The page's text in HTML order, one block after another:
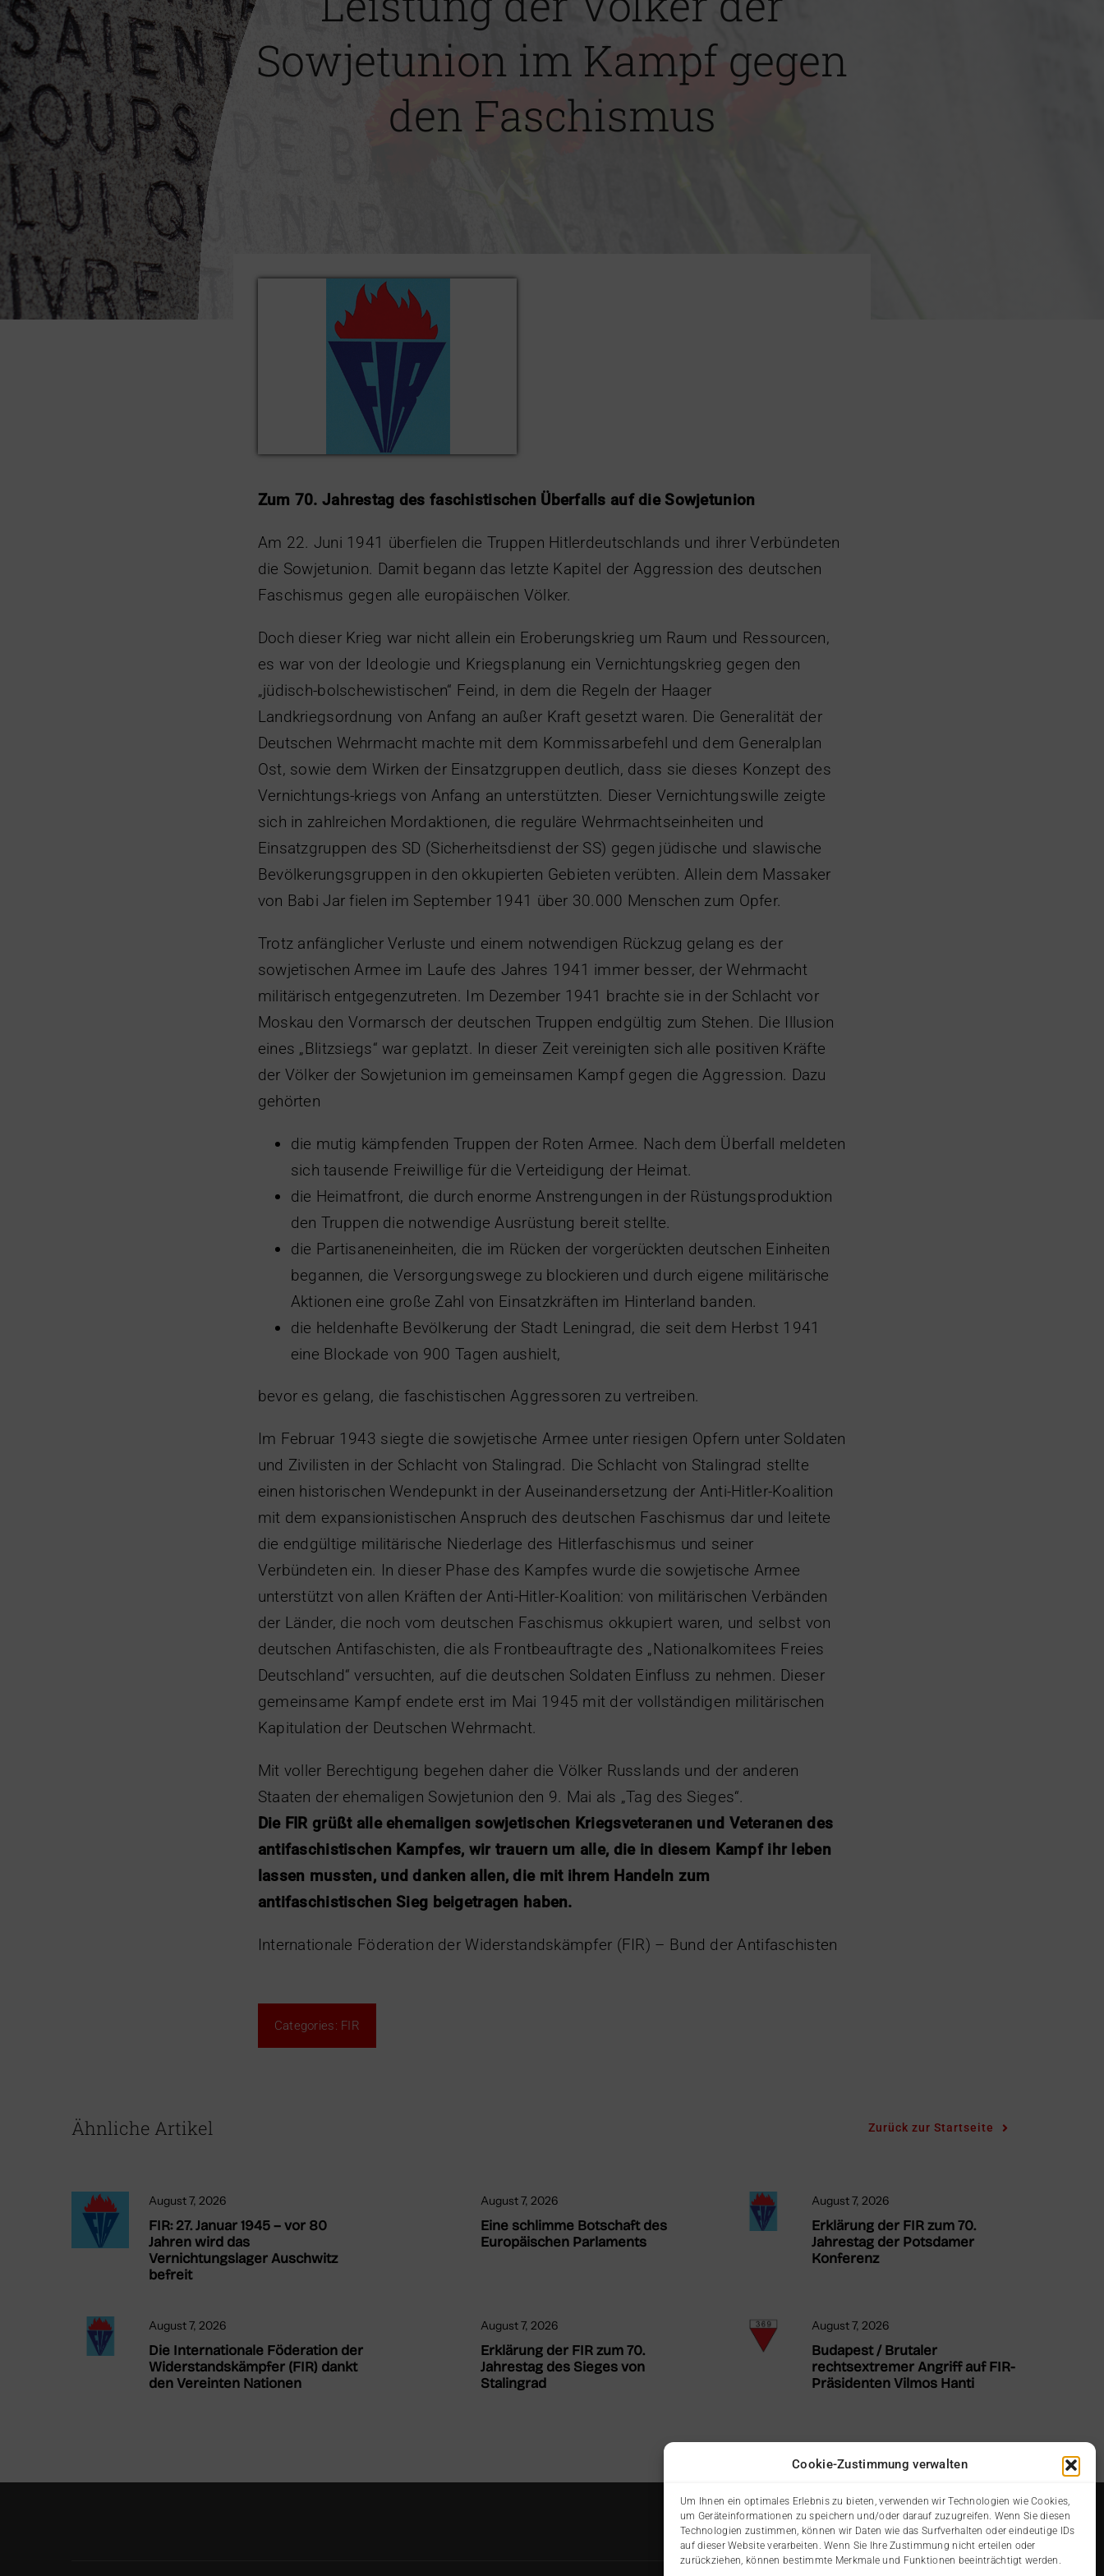
Cookie-Zustimmung verwalten
Um Ihnen ein optimales Erlebnis zu bieten, verwenden wir Technologien wie Cookies,
um Geräteinformationen zu speichern und/oder darauf zuzugreifen. Wenn Sie diesen
Technologien zustimmen, können wir Daten wie das Surfverhalten oder eindeutige IDs
auf dieser Website verarbeiten. Wenn Sie Ihre Zustimmung nicht erteilen oder
zurückziehen, können bestimmte Merkmale und Funktionen beeinträchtigt werden.
Sowjetunion im Kampf gegen
den Faschismus
Zum 70. Jahrestag des faschistischen Überfalls auf die Sowjetunion
Am 22. Juni 1941 überfielen die Truppen Hitlerdeutschlands und ihrer Verbündeten
die Sowjetunion. Damit begann das letzte Kapitel der Aggression des deutschen
Faschismus gegen alle europäischen Völker.
Doch dieser Krieg war nicht allein ein Eroberungskrieg um Raum und Ressourcen,
es war von der Ideologie und Kriegsplanung ein Vernichtungskrieg gegen den
„jüdisch-bolschewistischen“ Feind, in dem die Regeln der Haager
Landkriegsordnung von Anfang an außer Kraft gesetzt waren. Die Generalität der
Deutschen Wehrmacht machte mit dem Kommissarbefehl und dem Generalplan
Ost, sowie dem Wirken der Einsatzgruppen deutlich, dass sie dieses Konzept des
Vernichtungs-kriegs von Anfang an unterstützten. Dieser Vernichtungswille zeigte
sich in zahlreichen Mordaktionen, die reguläre Wehrmachtseinheiten und
Einsatzgruppen des SD (Sicherheitsdienst der SS) gegen jüdische und slawische
Bevölkerungsgruppen in den okkupierten Gebieten verübten. Allein dem Massaker
von Babi Jar fielen im September 1941 über 30.000 Menschen zum Opfer.
Trotz anfänglicher Verluste und einem notwendigen Rückzug gelang es der
sowjetischen Armee im Laufe des Jahres 1941 immer besser, der Wehrmacht
militärisch entgegenzutreten. Im Dezember 1941 brachte sie in der Schlacht vor
Moskau den Vormarsch der deutschen Truppen endgültig zum Stehen. Die Illusion
eines „Blitzsiegs“ war geplatzt. In dieser Zeit vereinigten sich alle positiven Kräfte
der Völker der Sowjetunion im gemeinsamen Kampf gegen die Aggression. Dazu
gehörten
die mutig kämpfenden Truppen der Roten Armee. Nach dem Überfall meldeten
sich tausende Freiwillige für die Verteidigung der Heimat.
die Heimatfront, die durch enorme Anstrengungen in der Rüstungsproduktion
den Truppen die notwendige Ausrüstung bereit stellte.
die Partisaneneinheiten, die im Rücken der vorgerückten deutschen Einheiten
begannen, die Versorgungswege zu blockieren und durch eigene militärische
Aktionen eine große Zahl von Einsatzkräften im Hinterland banden.
die heldenhafte Bevölkerung der Stadt Leningrad, die seit dem Herbst 1941
eine Blockade von 900 Tagen aushielt,
bevor es gelang, die faschistischen Aggressoren zu vertreiben.
Im Februar 1943 siegte die sowjetische Armee unter riesigen Opfern unter Soldaten
und Zivilisten in der Schlacht von Stalingrad. Die Schlacht von Stalingrad stellte
einen historischen Wendepunkt in der Auseinandersetzung der Anti-Hitler-Koalition
mit dem expansionistischen Anspruch des deutschen Faschismus dar und leitete
die endgültige militärische Niederlage des Hitlerfaschismus und seiner
Verbündeten ein. In dieser Phase des Kampfes wurde die sowjetische Armee
unterstützt von allen Kräften der Anti-Hitler-Koalition: von militärischen Verbänden
der Länder, die noch vom deutschen Faschismus okkupiert waren, und selbst von
deutschen Antifaschisten, die als Frontbeauftragte des „Nationalkomitees Freies
Deutschland“ versuchten, auf die deutschen Soldaten Einfluss zu nehmen. Dieser
gemeinsame Kampf endete erst im Mai 1945 mit der vollständigen militärischen
Kapitulation der Deutschen Wehrmacht.
Mit voller Berechtigung begehen daher die Völker Russlands und der anderen
Staaten der ehemaligen Sowjetunion den 9. Mai als „Tag des Sieges“.
Die FIR grüßt alle ehemaligen sowjetischen Kriegsveteranen und Veteranen des
antifaschistischen Kampfes, wir trauern um alle, die in diesem Kampf ihr leben
lassen mussten, und danken allen, die mit ihrem Handeln zum
antifaschistischen Sieg beigetragen haben.
Internationale Föderation der Widerstandskämpfer (FIR) – Bund der Antifaschisten
Categories: FIR
Ähnliche Artikel Zurück zur Startseite
August 7, 2026
FIR: 27. Januar 1945 – vor 80
Jahren wird das
Vernichtungslager Auschwitz
befreit
August 7, 2026
Eine schlimme Botschaft des
Europäischen Parlaments
August 7, 2026
Erklärung der FIR zum 70.
Jahrestag der Potsdamer
Konferenz
August 7, 2026
Die Internationale Föderation der
Widerstandskämpfer (FIR) dankt
den Vereinten Nationen
August 7, 2026
Erklärung der FIR zum 70.
Jahrestag des Sieges von
Stalingrad
August 7, 2026
Budapest / Brutaler
rechtsextremer Angriff auf FIR-
Präsidenten Vilmos Hanti